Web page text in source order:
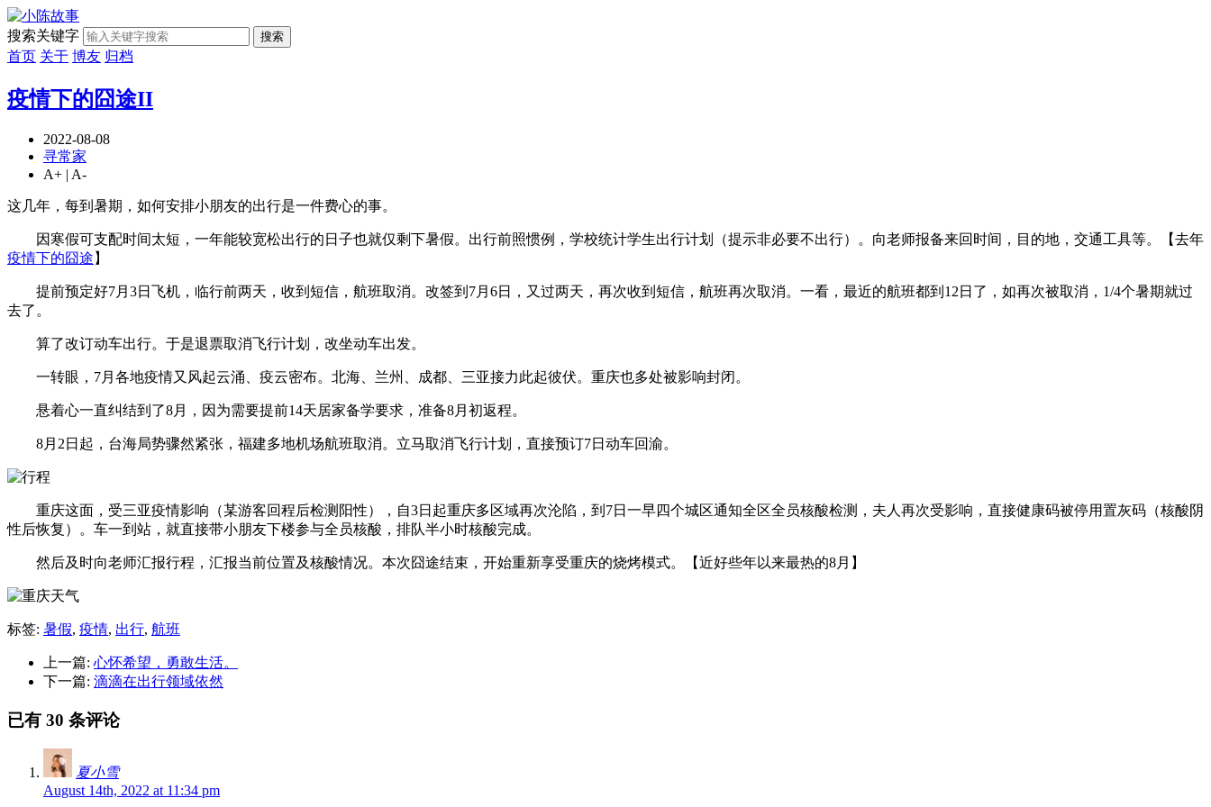
搜索关键字 搜索
首页 关于 博友 归档
疫情下的囧途II
2022-08-08
寻常家
A+ | A-
这几年，每到暑期，如何安排小朋友的出行是一件费心的事。
因寒假可支配时间太短，一年能较宽松出行的日子也就仅剩下暑假。出行前照惯例，学校统计学生出行计划（提示非必要不出行）。向老师报备来回时间，目的地，交通工具等。【去年
疫情下的囧途 】
提前预定好7月3日飞机，临行前两天，收到短信，航班取消。改签到7月6日，又过两天，再次收到短信，航班再次取消。一看，最近的航班都到12日了，如再次被取消，1/4个暑期就过
去了。
算了改订动车出行。于是退票取消飞行计划，改坐动车出发。
一转眼，7月各地疫情又风起云涌、疫云密布。北海、兰州、成都、三亚接力此起彼伏。重庆也多处被影响封闭。
悬着心一直纠结到了8月，因为需要提前14天居家备学要求，准备8月初返程。
8月2日起，台海局势骤然紧张，福建多地机场航班取消。立马取消飞行计划，直接预订7日动车回渝。
重庆这面，受三亚疫情影响（某游客回程后检测阳性），自3日起重庆多区域再次沦陷，到7日一早四个城区通知全区全员核酸检测，夫人再次受影响，直接健康码被停用置灰码（核酸阴
性后恢复）。车一到站，就直接带小朋友下楼参与全员核酸，排队半小时核酸完成。
然后及时向老师汇报行程，汇报当前位置及核酸情况。本次囧途结束，开始重新享受重庆的烧烤模式。【近好些年以来最热的8月】
标签: 暑假, 疫情, 出行, 航班
上一篇: 心怀希望，勇敢生活。
下一篇: 滴滴在出行领域依然
已有 30 条评论
夏小雪
August 14th, 2022 at 11:34 pm